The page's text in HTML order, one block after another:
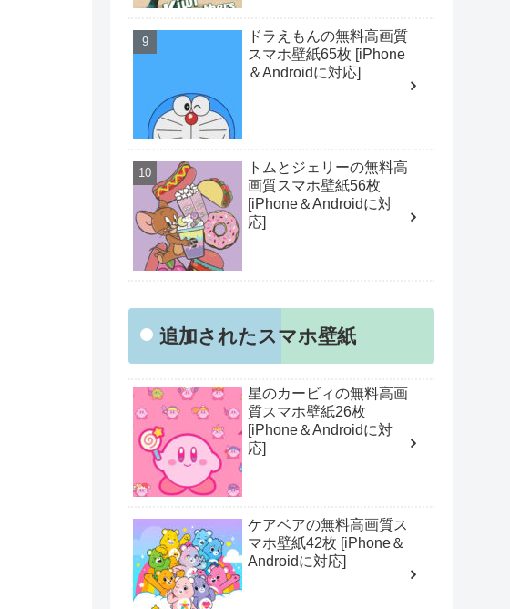
ドラえもんの無料高画質
スマホ壁紙65枚 [iPhone
＆Androidに対応]
トムとジェリーの無料高
画質スマホ壁紙56枚
[iPhone＆Androidに対
応]
追加されたスマホ壁紙
星のカービィの無料高画
質スマホ壁紙26枚
[iPhone＆Androidに対
応]
ケアベアの無料高画質ス
マホ壁紙42枚 [iPhone＆
Androidに対応]